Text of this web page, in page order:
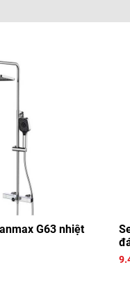
G63 nhiệt